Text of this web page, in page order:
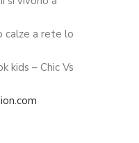
calze a rete lo
kids – Chic Vs